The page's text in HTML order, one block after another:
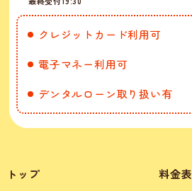
クレジットカード利用可
電子マネー利用可
デンタルローン取り扱い有
トップ 料金表